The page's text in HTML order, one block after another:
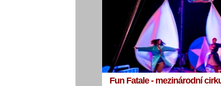
Fun Fatale - mezinárodní